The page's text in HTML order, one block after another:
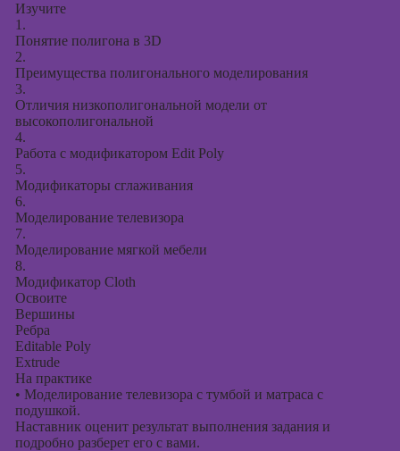
Изучите
1.
Понятие полигона в 3D
2.
Преимущества полигонального моделирования
3.
Отличия низкополигональной модели от
высокополигональной
4.
Работа с модификатором Edit Poly
5.
Модификаторы сглаживания
6.
Моделирование телевизора
7.
Моделирование мягкой мебели
8.
Модификатор Cloth
Освоите
Вершины
Ребра
Editable Poly
Extrude
На практике
• Моделирование телевизора с тумбой и матраса с
подушкой.
Наставник оценит результат выполнения задания и
подробно разберет его с вами.